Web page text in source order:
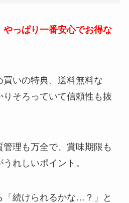
やっぱり一番安心でお得な
いの特典、送料無料な
りそろっていて信頼性も抜
理も万全で、賞味期限も
れしいポイント。
「続けられるかな…？」と